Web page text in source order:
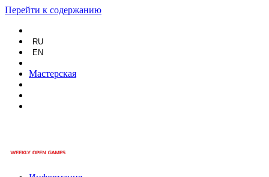
Перейти к содержанию
RU
EN
Мастерская